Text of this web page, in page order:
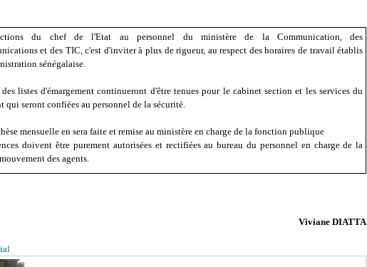
du chef de l'Etat au personnel du ministère de la Communication, des
et des TIC, c'est d'inviter à plus de rigueur, au respect des horaires de travail établis
sénégalaise.
listes d'émargement continueront d'être tenues pour le cabinet section et les services du
qui seront confiées au personnel de la sécurité.
mensuelle en sera faite et remise au ministère en charge de la fonction publique
doivent être purement autorisées et rectifiées au bureau du personnel en charge de la
des agents.
Viviane DIATTA